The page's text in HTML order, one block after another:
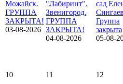
Можайск.
ГРУППА
ЗАКРЫТА!
03-08-2026
"Лабиринт".
Звенигород.
ГРУППА
ЗАКРЫТА!
04-08-2026
сад
Группа
закрыта
05-08-
10 11 12